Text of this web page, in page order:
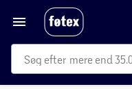
mere end